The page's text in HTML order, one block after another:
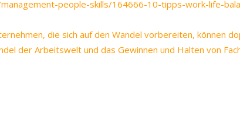
people-skills/164666-10-tipps-work-life-
die sich auf den Wandel vorbereiten, können
der Arbeitswelt und das Gewinnen und Halten von